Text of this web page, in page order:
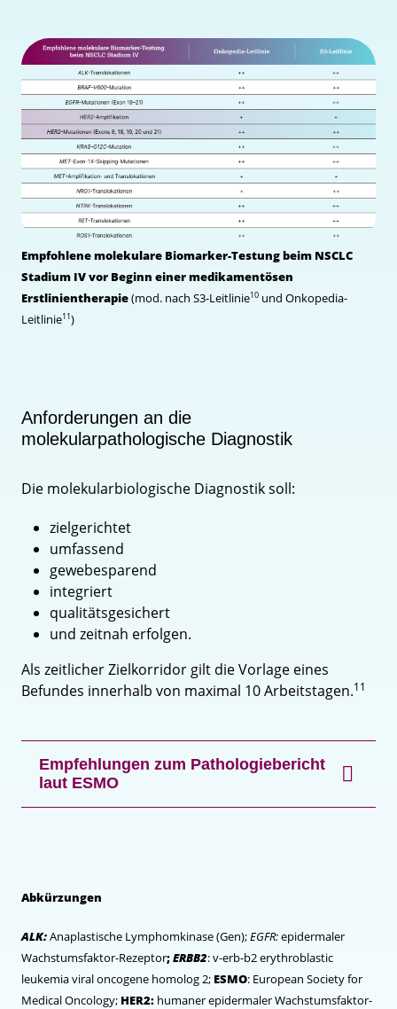
Empfohlene molekulare Biomarker-Testung beim NSCLC
Stadium IV vor Beginn einer medikamentösen
Erstlinientherapie(mod. nach S3-Leitlinie10 und Onkopedia-
Leitlinie11)
Anforderungen an die
molekularpathologische Diagnostik
Die molekularbiologische Diagnostik soll:
zielgerichtet
umfassend
gewebesparend
integriert
qualitätsgesichert
und zeitnah erfolgen.
Als zeitlicher Zielkorridor gilt die Vorlage eines
Befundes innerhalb von maximal 10 Arbeitstagen.11
Empfehlungen zum Pathologiebericht
laut ESMO
Abkürzungen
ALK:Anaplastische Lymphomkinase (Gen);EGFR:epidermaler
Wachstumsfaktor-Rezeptor;ERBB2: v-erb-b2 erythroblastic
leukemia viral oncogene homolog 2; ESMO: European Society for
Medical Oncology; HER2: humaner epidermaler Wachstumsfaktor-